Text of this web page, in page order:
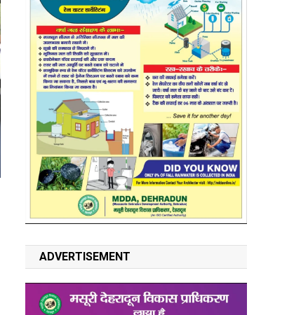
ADVERTISEMENT